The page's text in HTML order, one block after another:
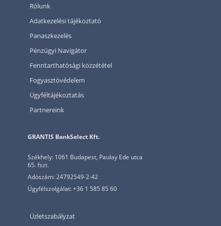
Rólunk
Adatkezelési tájékoztató
Panaszkezelés
Pénzügyi Navigátor
Fenntarthatósági közzététel
Fogyasztóvédelem
Ügyféltájékoztatás
Partnereink
GRANTIS BankSelect Kft.
Székhely: 1061 Budapest, Paulay Ede utca
65. fszt.
Adószám: 24792549-2-42
Ügyfélszolgálat: +36 1 585 85 60
Üzletszabályzat